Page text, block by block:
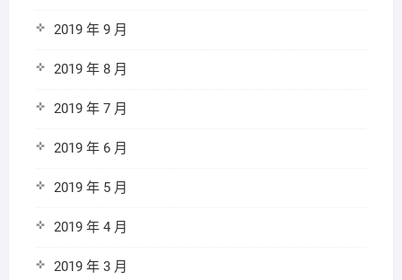
2019 年 9 月
2019 年 8 月
2019 年 7 月
2019 年 6 月
2019 年 5 月
2019 年 4 月
2019 年 3 月